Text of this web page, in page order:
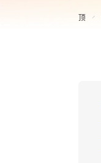
顶